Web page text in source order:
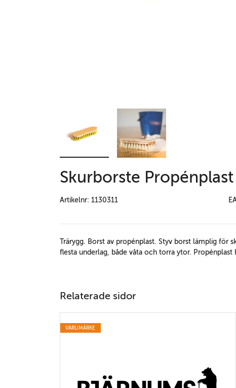
Skurborste
Artikelnr: 1130311
Trärygg. Borst av propénplast. Styv borst lämplig för
flesta underlag, både våta och torra ytor. Propénplast
Relaterade sidor
VARUMÄRKE